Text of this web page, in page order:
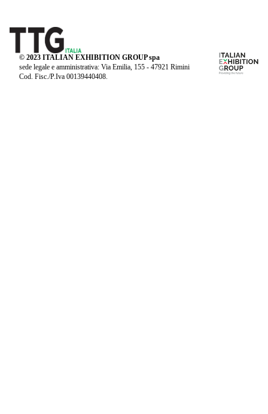
© 2023 ITALIAN EXHIBITION GROUP spa
sede legale e amministrativa: Via Emilia, 155 - 47921 Rimini
Cod. Fisc./P.Iva 00139440408.